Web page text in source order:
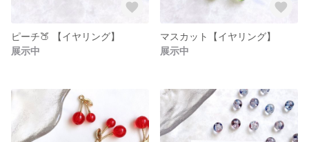
ピーチ🍑 【イヤリング】
展示中
マスカット【イヤリング】
展示中